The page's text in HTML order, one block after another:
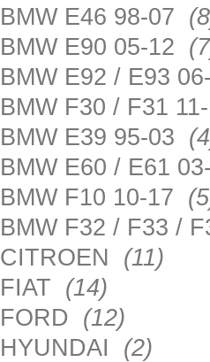
BMW E46 98-07
BMW E90 05-12
BMW E92 / E93
BMW F30 / F31
BMW E39 95-03
BMW E60 / E61
BMW F10 10-17
BMW F32 / F33 /
CITROEN (11)
FIAT (14)
FORD (12)
HYUNDAI (2)